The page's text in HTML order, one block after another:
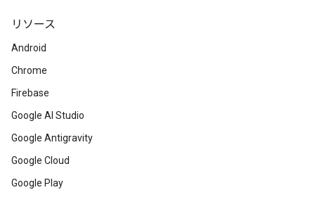
リソース
Android
Chrome
Firebase
Google AI Studio
Google Antigravity
Google Cloud
Google Play